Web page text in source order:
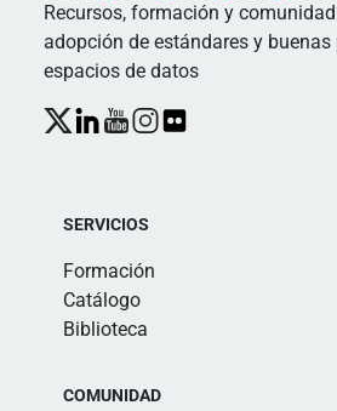
Recursos, formación y
adopción de estándares y buenas
espacios de datos
SERVICIOS
Formación
Catálogo
Biblioteca
COMUNIDAD